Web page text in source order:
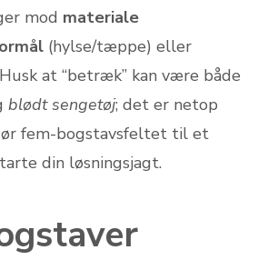
mod materiale
(hylse/tæppe) eller
at “betræk” kan være både
blødt sengetøj; det er netop
fem-bogstavsfeltet til et
din løsningsjagt.